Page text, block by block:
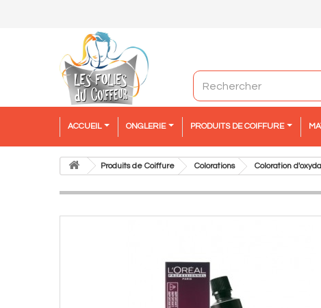
ACCUEIL ONGLERIE PRODUITS DE COIFFURE
Produits de Coiffure Colorations Coloration